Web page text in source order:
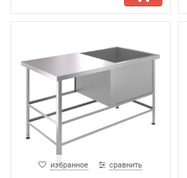
избранное сравнить